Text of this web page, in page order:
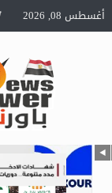
أغسطس 08, 2026